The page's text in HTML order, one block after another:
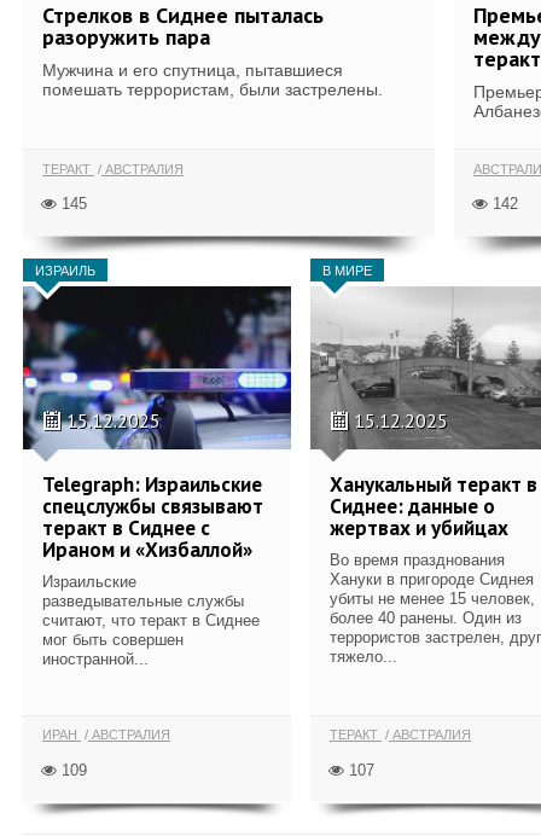
Стрелков в Сиднее пыталась
разоружить пара
Мужчина и его спутница, пытавшиеся
помешать террористам, были застрелены.
ТЕРАКТ АВСТРАЛИЯ
145
между
142
ИЗРАИЛЬ
15.12.2025
Telegraph: Израильские
спецслужбы связывают
теракт в Сиднее с
Ираном и «Хизбаллой»
Израильские
разведывательные службы
считают, что теракт в Сиднее
мог быть совершен
иностранной...
ИРАН АВСТРАЛИЯ
109
В МИРЕ
15.12.2025
Ханукальный теракт в
Сиднее: данные о
жертвах и убийцах
Во время празднования
Хануки в пригороде Сиднея
убиты не менее 15 человек,
более 40 ранены. Один из
террористов застрелен,
тяжело...
ТЕРАКТ АВСТРАЛИЯ
107